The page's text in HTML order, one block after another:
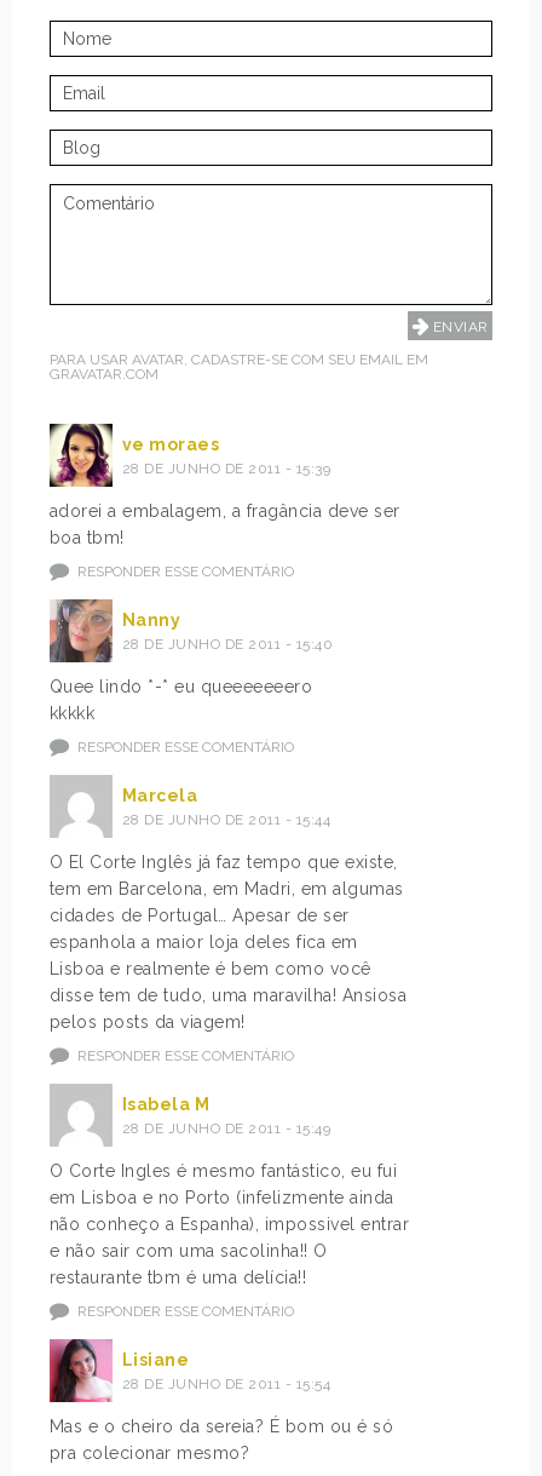
PARA USAR AVATAR, CADASTRE-SE COM SEU EMAIL EM
GRAVATAR.COM
ve moraes
28 DE JUNHO DE 2011 - 15:39
adorei a embalagem, a fragância deve ser
boa tbm!
RESPONDER ESSE COMENTÁRIO
Nanny
28 DE JUNHO DE 2011 - 15:40
Quee lindo *-* eu queeeeeeero
kkkkk
RESPONDER ESSE COMENTÁRIO
Marcela
28 DE JUNHO DE 2011 - 15:44
O El Corte Inglês já faz tempo que existe,
tem em Barcelona, em Madri, em algumas
cidades de Portugal… Apesar de ser
espanhola a maior loja deles fica em
Lisboa e realmente é bem como você
disse tem de tudo, uma maravilha! Ansiosa
pelos posts da viagem!
RESPONDER ESSE COMENTÁRIO
Isabela M
28 DE JUNHO DE 2011 - 15:49
O Corte Ingles é mesmo fantástico, eu fui
em Lisboa e no Porto (infelizmente ainda
não conheço a Espanha), impossivel entrar
e não sair com uma sacolinha!! O
restaurante tbm é uma delícia!!
RESPONDER ESSE COMENTÁRIO
Lisiane
28 DE JUNHO DE 2011 - 15:54
Mas e o cheiro da sereia? É bom ou é só
pra colecionar mesmo?